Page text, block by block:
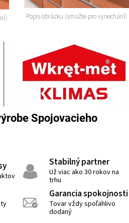
Popis obrázku (smažte pro vynechání)
Spojovacieho
Stabilný partner
Už viac ako 30 rokov na
trhu
Garancia spokojnosti
Tovar vždy spoľahlivo
dodaný